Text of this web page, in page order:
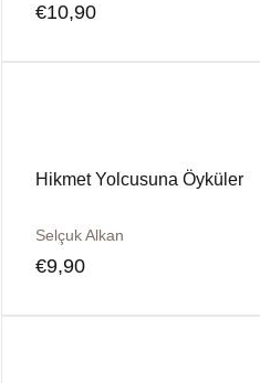
€10,90
Hikmet Yolcusuna Öyküler
Selçuk Alkan
€9,90